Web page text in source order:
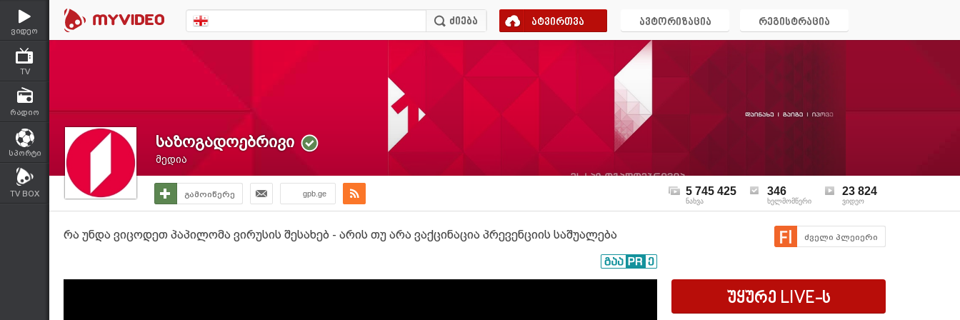
ვიდეო
TV
რადიო
სპორტი
TV BOX
ატვირთვა ავტორიზაცია რეგისტრაცია
საზოგადოებრივი
მედია
გამოიწერე gpb.ge 5 745 425
ნახვა
346
ხელმომწერი
23 824
ვიდეო
რა უნდა ვიცოდეთ პაპილომა ვირუსის შესახებ - არის თუ არა ვაქცინაცია პრევენციის საშუალება ძველი პლეიერი
უყურე LIVE-ს